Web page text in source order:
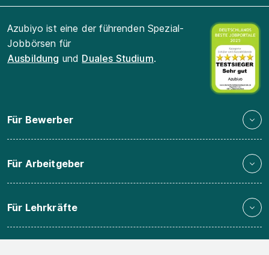
Azubiyo ist eine der führenden Spezial-
Jobbörsen für
Ausbildung und Duales Studium.
Für Bewerber
Für Arbeitgeber
Für Lehrkräfte